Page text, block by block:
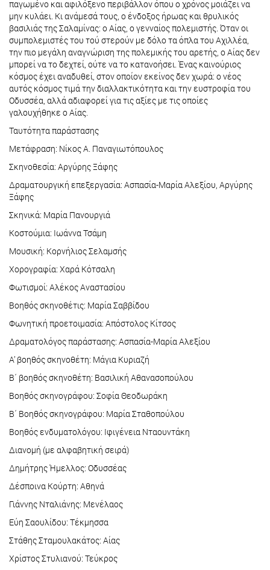
παγωμένο και αφιλόξενο περιβάλλον όπου ο χρόνος μοιάζει να
μην κυλάει. Κι ανάμεσά τους, ο ένδοξος ήρωας και θρυλικός
βασιλιάς της Σαλαμίνας: ο Αίας, ο γενναίος πολεμιστής. Όταν οι
συμπολεμιστές του τού στερούν με δόλο τα όπλα του Αχιλλέα,
την πιο μεγάλη αναγνώριση της πολεμικής του αρετής, ο Αίας δεν
μπορεί να το δεχτεί, ούτε να το κατανοήσει. Ένας καινούριος
κόσμος έχει αναδυθεί, στον οποίον εκείνος δεν χωρά: ο νέος
αυτός κόσμος τιμά την διαλλακτικότητα και την ευστροφία του
Οδυσσέα, αλλά αδιαφορεί για τις αξίες με τις οποίες
γαλουχήθηκε ο Αίας.
Ταυτότητα παράστασης
Μετάφραση: Νίκος Α. Παναγιωτόπουλος
Σκηνοθεσία: Αργύρης Ξάφης
Δραματουργική επεξεργασία: Ασπασία-Μαρία Αλεξίου, Αργύρης
Ξάφης
Σκηνικά: Μαρία Πανουργιά
Κοστούμια: Ιωάννα Τσάμη
Μουσική: Κορνήλιος Σελαμσής
Χορογραφία: Χαρά Κότσαλη
Φωτισμοί: Αλέκος Αναστασίου
Βοηθός σκηνοθέτις: Μαρία Σαββίδου
Φωνητική προετοιμασία: Απόστολος Κίτσος
Δραματολόγος παράστασης: Ασπασία-Μαρία Αλεξίου
Α’ βοηθός σκηνοθέτη: Μάγια Κυριαζή
Β΄ βοηθός σκηνοθέτη: Βασιλική Αθανασοπούλου
Βοηθός σκηνογράφου: Σοφία Θεοδωράκη
Β΄ Βοηθός σκηνογράφου: Μαρία Σταθοπούλου
Βοηθός ενδυματολόγου: Ιφιγένεια Νταουντάκη
Διανομή (με αλφαβητική σειρά)
Δημήτρης Ήμελλος: Οδυσσέας
Δέσποινα Κούρτη: Αθηνά
Γιάννης Νταλιάνης: Μενέλαος
Εύη Σαουλίδου: Τέκμησσα
Στάθης Σταμουλακάτος: Αίας
Χρίστος Στυλιανού: Τεύκρος